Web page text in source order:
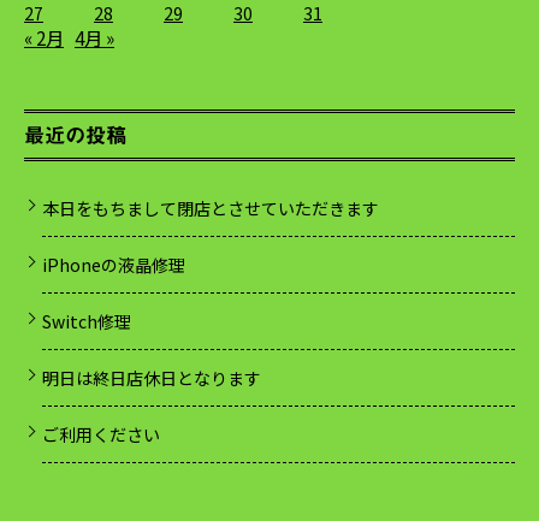
27
28 29 30 31
« 2月 4月 »
最近の投稿
本日をもちまして閉店とさせていただきます
iPhoneの液晶修理
Switch修理
明日は終日店休日となります
ご利用ください